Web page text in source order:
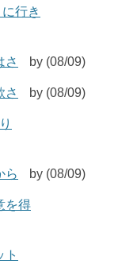
行き
さ
by (08/09)
さ by (08/09)
ら
by (08/09)
を得
ト